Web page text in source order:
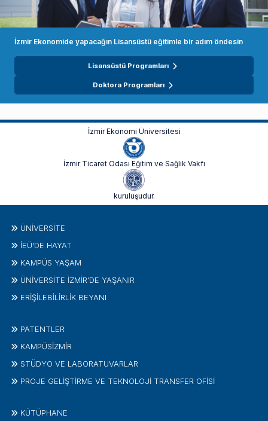
İzmir Ekonomide yapacağın Lisansüstü eğitimle bir adım öndesin
Lisansüstü Programları
Doktora Programları
İzmir Ekonomi Üniversitesi
İzmir Ticaret Odası Eğitim ve Sağlık Vakfı
kuruluşudur.
ÜNIVERSITE
İEÜ'DE HAYAT
KAMPÜS YAŞAM
ÜNİVERSİTE İZMİR'DE YAŞANIR
ERİŞİLEBİLİRLİK BEYANI
PATENTLER
KAMPÜSİZMIR
STÜDYO VE LABORATUVARLAR
PROJE GELIŞTIRME VE TEKNOLOJI TRANSFER OFISI
KÜTÜPHANE